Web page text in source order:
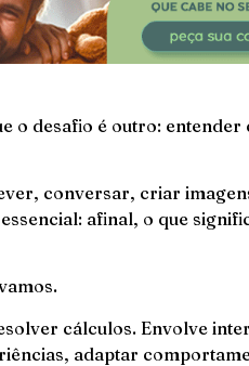
o desafio é outro: entender
conversar, criar
afinal, o que
cálculos. Envolve
adaptar